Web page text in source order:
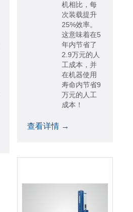
机相比，每
次装载提升
25%效率。
这意味着在5
年内节省了
2.9万元的人
工成本，并
在机器使用
寿命内节省9
万元的人工
成本！
查看详情 →